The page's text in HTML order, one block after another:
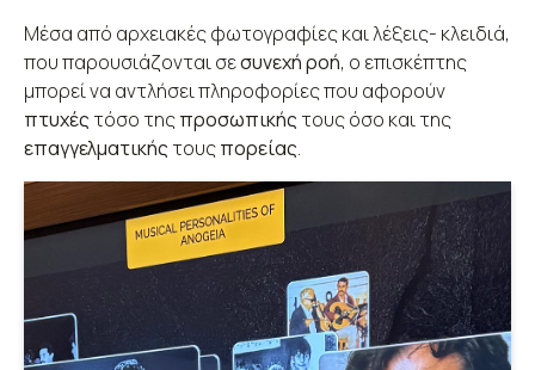
Μέσα από αρχειακές φωτογραφίες και λέξεις- κλειδιά,
που παρουσιάζονται σεσυνεχή ροή, ο επισκέπτης
μπορεί να αντλήσει πληροφορίες που αφορούν
πτυχέςτόσο τηςπροσωπικήςτους όσο και της
επαγγελματικήςτουςπορείας.